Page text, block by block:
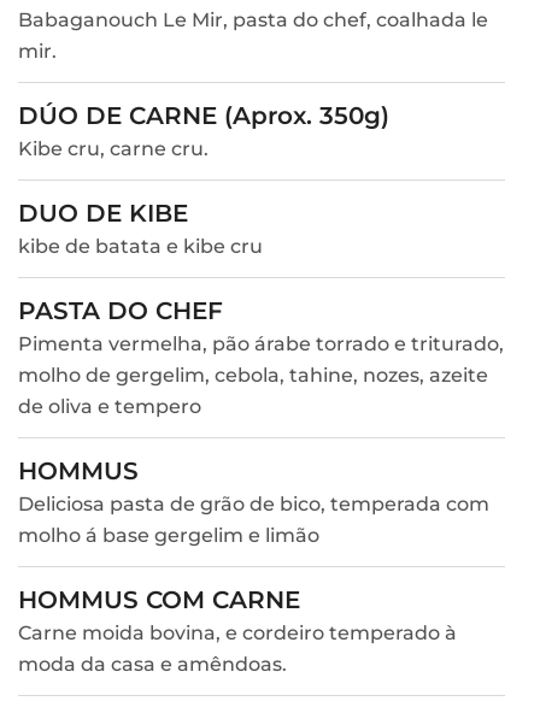
Babaganouch Le Mir, pasta do chef, coalhada le
mir.
DÚO DE CARNE (Aprox. 350g)
Kibe cru, carne cru.
DUO DE KIBE
kibe de batata e kibe cru
PASTA DO CHEF
Pimenta vermelha, pão árabe torrado e triturado,
molho de gergelim, cebola, tahine, nozes, azeite
de oliva e tempero
HOMMUS
Deliciosa pasta de grão de bico, temperada com
molho á base gergelim e limão
HOMMUS COM CARNE
Carne moida bovina, e cordeiro temperado à
moda da casa e amêndoas.